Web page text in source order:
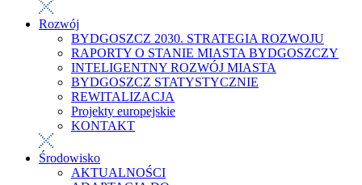
Rozwój
BYDGOSZCZ 2030. STRATEGIA ROZWOJU
RAPORTY O STANIE MIASTA BYDGOSZCZY
INTELIGENTNY ROZWÓJ MIASTA
BYDGOSZCZ STATYSTYCZNIE
REWITALIZACJA
Projekty europejskie
KONTAKT
Środowisko
AKTUALNOŚCI